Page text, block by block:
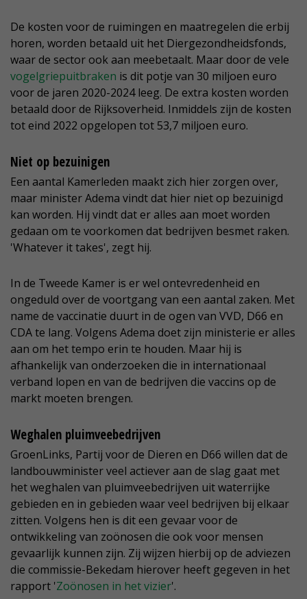
De kosten voor de ruimingen en maatregelen die erbij
horen, worden betaald uit het Diergezondheidsfonds,
waar de sector ook aan meebetaalt. Maar door de vele
vogelgriepuitbraken is dit potje van 30 miljoen euro
voor de jaren 2020-2024 leeg. De extra kosten worden
betaald door de Rijksoverheid. Inmiddels zijn de kosten
tot eind 2022 opgelopen tot 53,7 miljoen euro.
Niet op bezuinigen
Een aantal Kamerleden maakt zich hier zorgen over,
maar minister Adema vindt dat hier niet op bezuinigd
kan worden. Hij vindt dat er alles aan moet worden
gedaan om te voorkomen dat bedrijven besmet raken.
'Whatever it takes', zegt hij.
In de Tweede Kamer is er wel ontevredenheid en
ongeduld over de voortgang van een aantal zaken. Met
name de vaccinatie duurt in de ogen van VVD, D66 en
CDA te lang. Volgens Adema doet zijn ministerie er alles
aan om het tempo erin te houden. Maar hij is
afhankelijk van onderzoeken die in internationaal
verband lopen en van de bedrijven die vaccins op de
markt moeten brengen.
Weghalen pluimveebedrijven
GroenLinks, Partij voor de Dieren en D66 willen dat de
landbouwminister veel actiever aan de slag gaat met
het weghalen van pluimveebedrijven uit waterrijke
gebieden en in gebieden waar veel bedrijven bij elkaar
zitten. Volgens hen is dit een gevaar voor de
ontwikkeling van zoönosen die ook voor mensen
gevaarlijk kunnen zijn. Zij wijzen hierbij op de adviezen
die commissie-Bekedam hierover heeft gegeven in het
rapport 'Zoönosen in het vizier'.